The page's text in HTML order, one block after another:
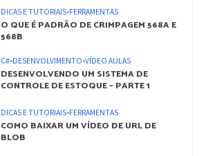
DICAS E TUTORIAIS•FERRAMENTAS
O QUE É PADRÃO DE CRIMPAGEM 568A E
568B
C#•DESENVOLVIMENTO•VÍDEO AULAS
DESENVOLVENDO UM SISTEMA DE
CONTROLE DE ESTOQUE – PARTE 1
DICAS E TUTORIAIS•FERRAMENTAS
COMO BAIXAR UM VÍDEO DE URL DE
BLOB